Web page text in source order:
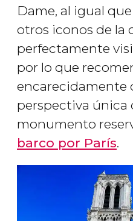
Dame, al igual
otros iconos de la
perfectamente
por lo que
encarecidamente
perspectiva única
monumento
barco por París.